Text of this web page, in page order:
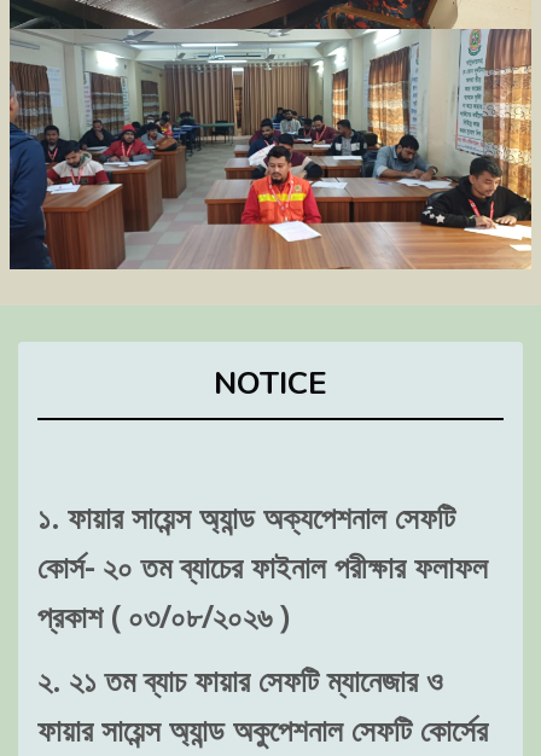
NOTICE
১. ফায়ার সায়েন্স অ্যান্ড অক্যপেশনাল সেফটি
কোর্স- ২০ তম ব্যাচের ফাইনাল পরীক্ষার ফলাফল
প্রকাশ ( ০৩/০৮/২০২৬ )
২. ২১ তম ব্যাচ ফায়ার সেফটি ম্যানেজার ও
ফায়ার সায়েন্স অ্যান্ড অকুপেশনাল সেফটি কোর্সের